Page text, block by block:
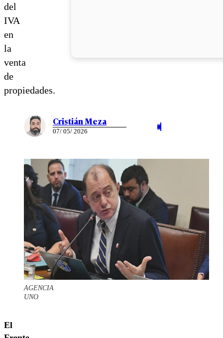
del
IVA
en
la
venta
de
propiedades.
Cristián Meza
07/ 05/ 2026
AGENCIA
UNO
El